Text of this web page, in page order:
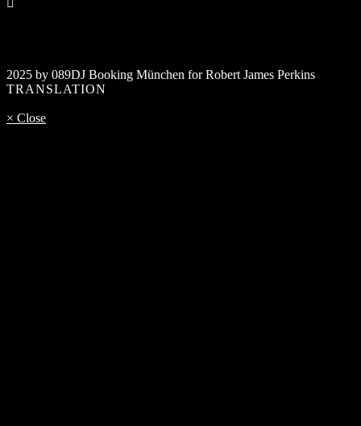
2025 by 089DJ Booking München for Robert James Perkins
TRANSLATION
× Close